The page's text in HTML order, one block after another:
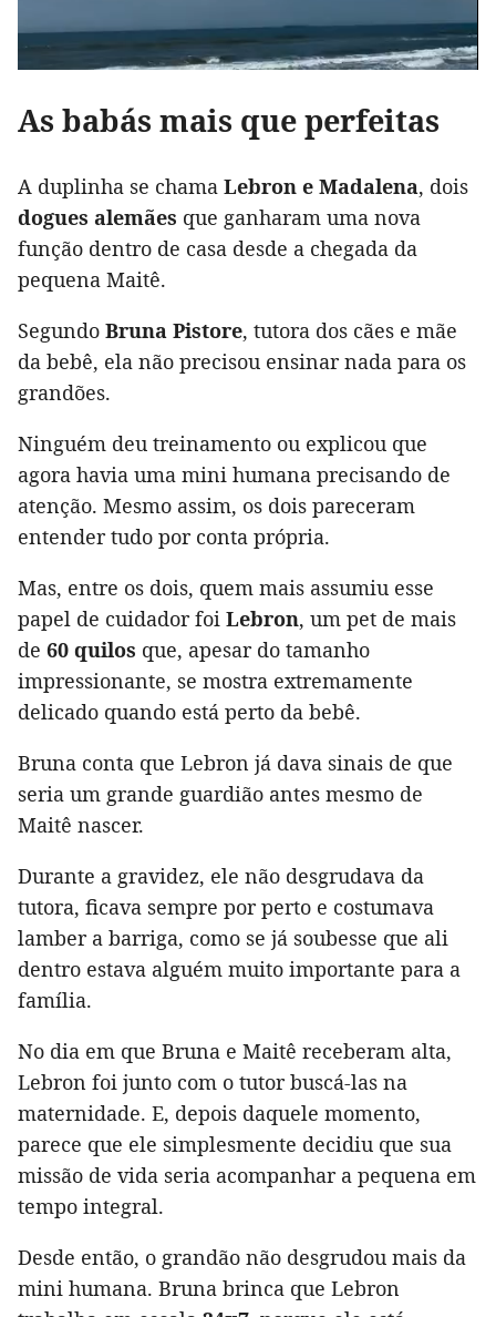
As babás mais que perfeitas
A duplinha se chama Lebron e Madalena, dois
dogues alemães que ganharam uma nova
função dentro de casa desde a chegada da
pequena Maitê.
Segundo Bruna Pistore, tutora dos cães e mãe
da bebê, ela não precisou ensinar nada para os
grandões.
Ninguém deu treinamento ou explicou que
agora havia uma mini humana precisando de
atenção. Mesmo assim, os dois pareceram
entender tudo por conta própria.
Mas, entre os dois, quem mais assumiu esse
papel de cuidador foi Lebron, um pet de mais
de 60 quilos que, apesar do tamanho
impressionante, se mostra extremamente
delicado quando está perto da bebê.
Bruna conta que Lebron já dava sinais de que
seria um grande guardião antes mesmo de
Maitê nascer.
Durante a gravidez, ele não desgrudava da
tutora, ficava sempre por perto e costumava
lamber a barriga, como se já soubesse que ali
dentro estava alguém muito importante para a
família.
No dia em que Bruna e Maitê receberam alta,
Lebron foi junto com o tutor buscá-las na
maternidade. E, depois daquele momento,
parece que ele simplesmente decidiu que sua
missão de vida seria acompanhar a pequena em
tempo integral.
Desde então, o grandão não desgrudou mais da
mini humana. Bruna brinca que Lebron